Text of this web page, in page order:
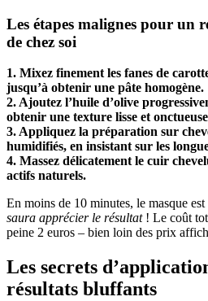
Les étapes malignes pour un
de chez soi
1. Mixez finement les fanes de
jusqu’à obtenir une pâte homogène.
2. Ajoutez l’huile d’olive
obtenir une texture lisse et
3. Appliquez la préparation sur
humidifiés, en insistant sur les
4. Massez délicatement le cuir
actifs naturels.
En moins de 10 minutes, le masque
saura apprécier le résultat! Le coût
peine 2 euros – bien loin des prix
Les secrets
résultats bluffants